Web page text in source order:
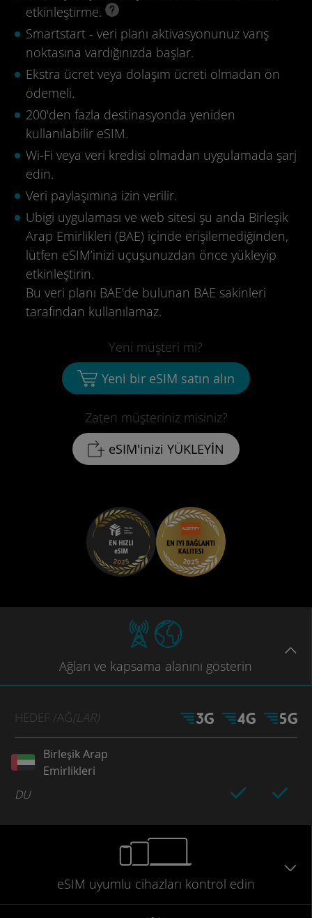
etkinleştirme.
Smartstart - veri planı aktivasyonunuz varış
noktasına vardığınızda başlar.
Ekstra ücret veya dolaşım ücreti olmadan ön
ödemeli.
200'den fazla destinasyonda yeniden
kullanılabilir eSIM.
Wi-Fi veya veri kredisi olmadan uygulamada şarj
edin.
Veri paylaşımına izin verilir.
Ubigi uygulaması ve web sitesi şu anda Birleşik
Arap Emirlikleri (BAE) içinde erişilemediğinden,
lütfen eSIM’inizi uçuşunuzdan önce yükleyip
etkinleştirin.
Bu veri planı BAE'de bulunan BAE sakinleri
tarafından kullanılamaz.
Zaten müşteriniz misiniz?
eSIM'inizi YÜKLEYİN
Yeni müşteri mi?
Yeni bir eSIM satın alın
Ağları ve kapsama alanını gösterin
HEDEF /AĞ(LAR)
Birleşik Arap
Emirlikleri
DU
eSIM uyumlu cihazları kontrol edin